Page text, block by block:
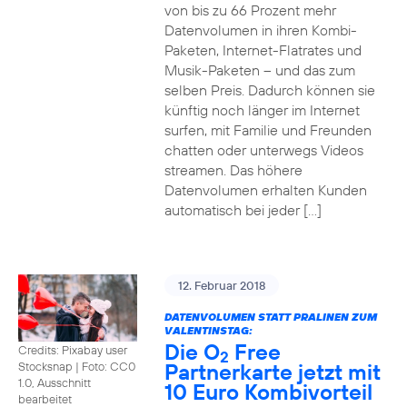
von bis zu 66 Prozent mehr
Datenvolumen in ihren Kombi-
Paketen, Internet-Flatrates und
Musik-Paketen – und das zum
selben Preis. Dadurch können sie
künftig noch länger im Internet
surfen, mit Familie und Freunden
chatten oder unterwegs Videos
streamen. Das höhere
Datenvolumen erhalten Kunden
automatisch bei jeder […]
Credits: Pixabay user
Stocksnap | Foto: CC0
1.0, Ausschnitt
bearbeitet
12. Februar 2018
DATENVOLUMEN STATT PRALINEN ZUM
VALENTINSTAG:
Die O2 Free
Partnerkarte jetzt mit
10 Euro Kombivorteil